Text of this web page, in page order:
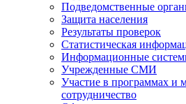
Подведомственные
Защита населения
Результаты проверок
Статистическая
Информационные
Учрежденные СМИ
Участие в программах и
сотрудничество